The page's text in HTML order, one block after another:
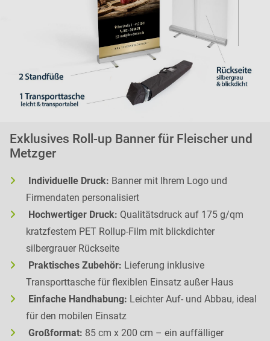
Exklusives Roll-up Banner für Fleischer und
Metzger
Individuelle Druck: Banner mit Ihrem Logo und
Firmendaten personalisiert
Hochwertiger Druck: Qualitätsdruck auf 175 g/qm
kratzfestem PET Rollup-Film mit blickdichter
silbergrauer Rückseite
Praktisches Zubehör: Lieferung inklusive
Transporttasche für flexiblen Einsatz außer Haus
Einfache Handhabung: Leichter Auf- und Abbau, ideal
für den mobilen Einsatz
Großformat: 85 cm x 200 cm – ein auffälliger